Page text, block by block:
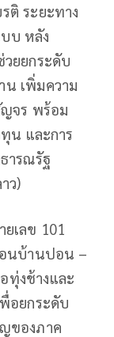
ติ ระยะทาง
บบ หลัง
วยยกระดับ
เพิ่มความ
ญจร พร้อม
น และการ
ารณรัฐ
ว)
ยเลข 101
อนบ้านปอน –
ทุ่งช้างและ
อยกระดับ
ของภาค